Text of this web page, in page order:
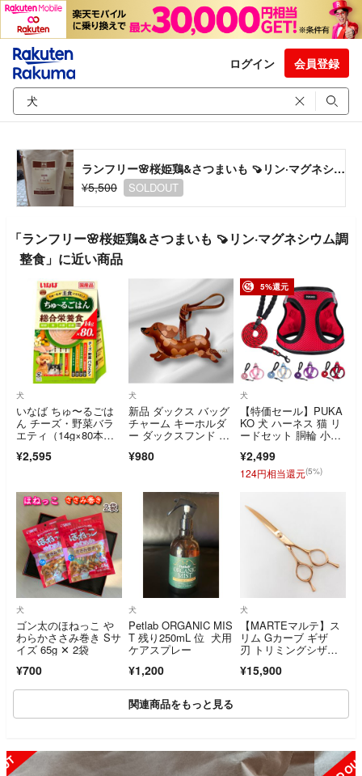
ログイン 会員登録
ランフリー🌸桜姫鶏&さつまいも 🍠リン·マグネシウム調整食
¥5,500
SOLDOUT
「ランフリー🌸桜姫鶏&さつまいも 🍠リン·マグネシウム調
整食」に近い商品
犬
いなば ちゅ〜るごは
ん チーズ・野菜バラ
エティ（14g×80本
¥2,595
犬
新品 ダックス バッグ
チャーム キーホルダ
ー ダックスフンド 犬
ー 犬雑貨 犬グッズ ギ
¥980
5%還元
犬
【特価セール】PUKA
KO 犬 ハーネス 猫 リ
ードセット 胴輪 小型
¥2,499
124円相当還元(5%)
犬
ゴン太のほねっこ や
わらかささみ巻き Sサ
イズ 65g ✕ 2袋
¥700
犬
Petlab ORGANIC MIS
T 残り250mL 位 犬用
ケアスプレー
¥1,200
犬
【MARTEマルテ】ス
リム Gカーブ ギザ
刃 トリミングシザ
3504
¥15,900
関連商品をもっと見る
SOLD OUT